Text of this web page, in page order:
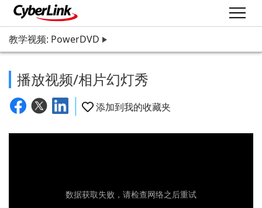
教学视频: PowerDVD
播放视频/相片幻灯秀
添加到我的收藏夹